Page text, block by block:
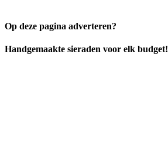
Op deze pagina adverteren?
Handgemaakte sieraden voor elk budget!